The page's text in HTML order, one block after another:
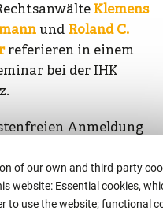
Klemens
und Roland C.
referieren in einem
bei der IHK
Anmeldung
of our own and third-party
website: Essential cookies,
to use the website; functional